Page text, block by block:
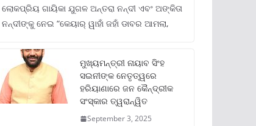
ଲୋକପ୍ରିୟ ଗାୟିକା ଯୁଗଳ ଅନ୍ତରା ନନ୍ଦୀ ଏବଂ ଅଙ୍କିତା
ନନ୍ଦୀଙ୍କୁ ନେଇ “କେୟାର୍ ୱାହାଁ ଜହାଁ ଡାବର ଆମଲା,
ମୁଖ୍ୟମନ୍ତ୍ରୀ ନାୟାବ ସିଂହ
ସଇନୀଙ୍କ ନେତୃତ୍ୱରେ
ହରିୟାଣାରେ ଜନ କୈନ୍ଦ୍ରୀକ
ସଂସ୍କାର ତ୍ୱରାନ୍ୱିତ
September 3, 2025